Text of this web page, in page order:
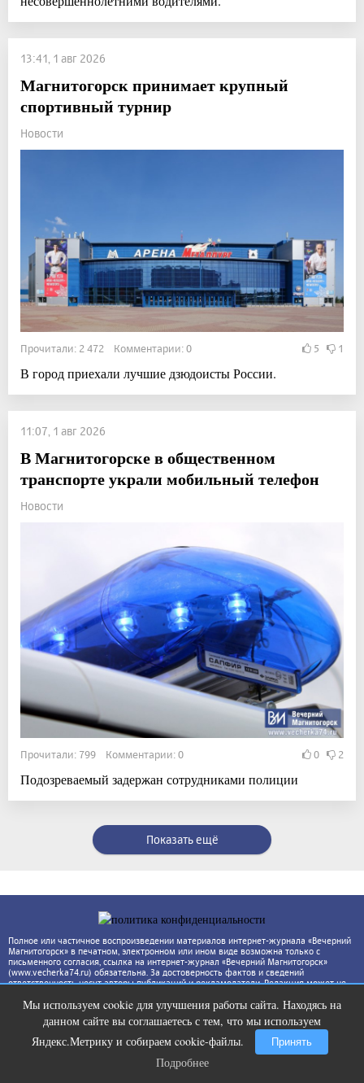
13:41, 1 авг 2026
Магнитогорск принимает крупный
спортивный турнир
Новости
Прочитали: 2 472 Комментарии: 0 5 1
В город приехали лучшие дзюдоисты России.
11:07, 1 авг 2026
В Магнитогорске в общественном
транспорте украли мобильный телефон
Новости
Прочитали: 799 Комментарии: 0 0 2
Подозреваемый задержан сотрудниками полиции
Показать ещё
Полное или частичное воспроизведении материалов интернет-журнала «Вечерний
Магнитогорск» в печатном, электронном или ином виде возможна только с
письменного согласия, ссылка на интернет-журнал «Вечерний Магнитогорск»
(www.vecherka74.ru) обязательна. За достоверность фактов и сведений
ответственность несут авторы публикаций и рекламодатели. Редакция может не
Мы используем cookie для улучшения работы сайта. Находясь на
данном сайте вы соглашаетесь с тем, что мы используем
Яндекс.Метрику и собираем cookie-файлы.
Принять
Подробнее
Ролик из Омска: вы будете смеяться
долго
Подробнее